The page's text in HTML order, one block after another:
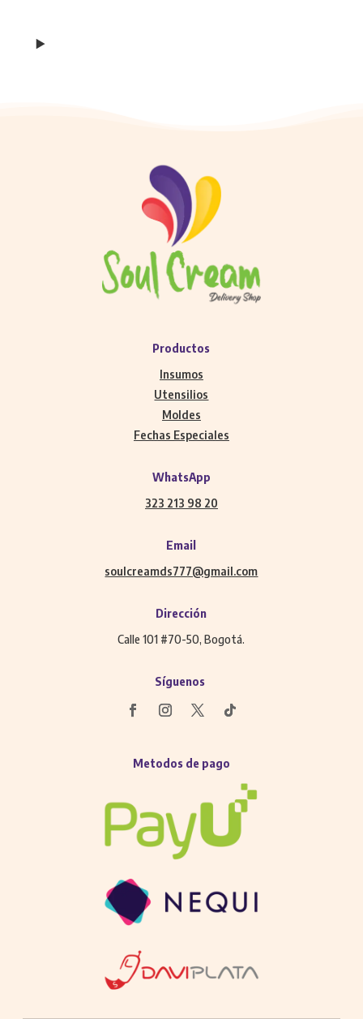
Productos
Insumos
Utensilios
Moldes
Fechas Especiales
WhatsApp
323 213 98 20
Email
soulcreamds777@gmail.com
Dirección
Calle 101 #70-50, Bogotá.
Síguenos
Metodos de pago